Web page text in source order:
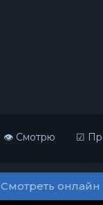
👁 Смотрю ☑
Смотреть онлайн